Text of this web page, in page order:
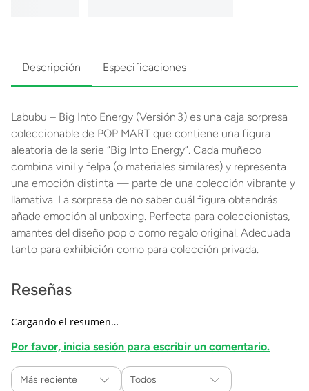
Descripción Especificaciones
Labubu – Big Into Energy (Versión 3) es una caja sorpresa
coleccionable de POP MART que contiene una figura
aleatoria de la serie “Big Into Energy”. Cada muñeco
combina vinil y felpa (o materiales similares) y representa
una emoción distinta — parte de una colección vibrante y
llamativa. La sorpresa de no saber cuál figura obtendrás
añade emoción al unboxing. Perfecta para coleccionistas,
amantes del diseño pop o como regalo original. Adecuada
tanto para exhibición como para colección privada.
Reseñas
Cargando el resumen…
Por favor, inicia sesión para escribir un comentario.
Más reciente Todos